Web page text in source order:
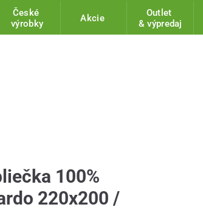
České
výrobky
Akcie
Outlet
& výpredaj
100%
220x200 /